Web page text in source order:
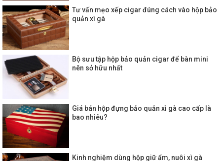
Tư vấn mẹo xếp cigar đúng cách vào hộp bảo
quản xì gà
Bộ sưu tập hộp bảo quản cigar để bàn mini
nên sở hữu nhất
Giá bán hộp đựng bảo quản xì gà cao cấp là
bao nhiêu?
Kinh nghiệm dùng hộp giữ ẩm, nuôi xì gà